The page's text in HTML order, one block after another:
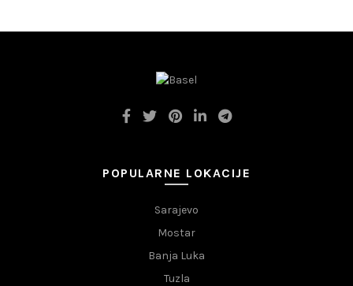
POPULARNE LOKACIJE
Sarajevo
Mostar
Banja Luka
Tuzla